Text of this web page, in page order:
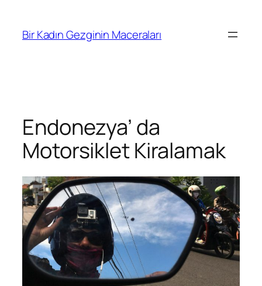
Bir Kadın Gezginin Maceraları
Endonezya’ da
Motorsiklet Kiralamak